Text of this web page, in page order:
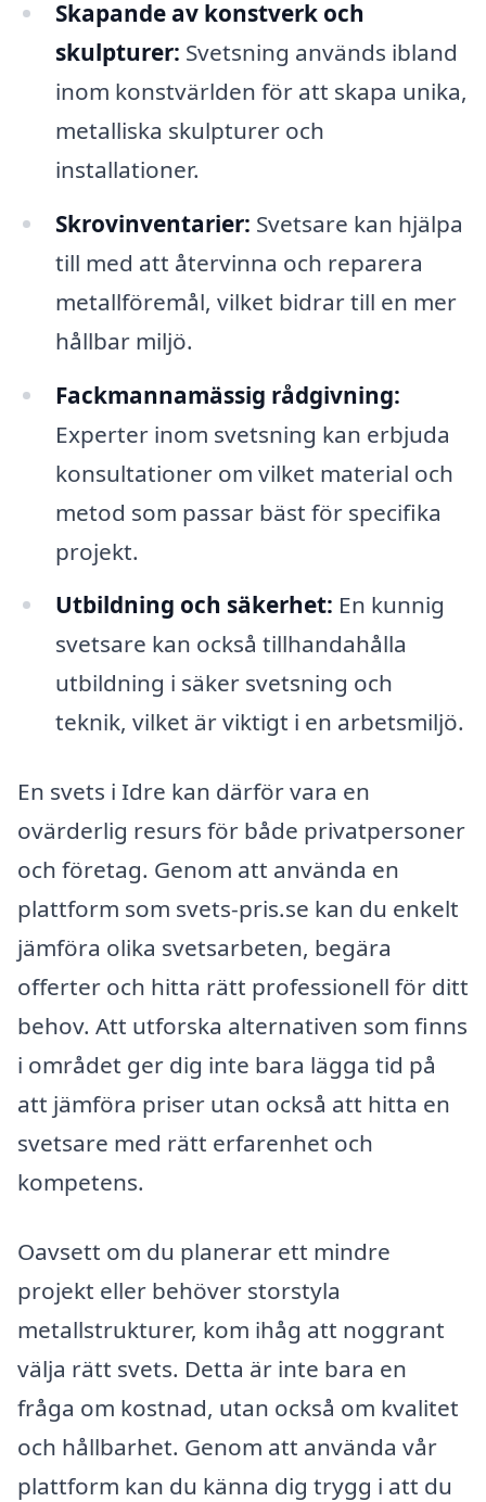
Skapande av konstverk och
skulpturer: Svetsning används ibland
inom konstvärlden för att skapa unika,
metalliska skulpturer och
installationer.
Skrovinventarier: Svetsare kan hjälpa
till med att återvinna och reparera
metallföremål, vilket bidrar till en mer
hållbar miljö.
Fackmannamässig rådgivning:
Experter inom svetsning kan erbjuda
konsultationer om vilket material och
metod som passar bäst för specifika
projekt.
Utbildning och säkerhet: En kunnig
svetsare kan också tillhandahålla
utbildning i säker svetsning och
teknik, vilket är viktigt i en arbetsmiljö.
En svets i Idre kan därför vara en
ovärderlig resurs för både privatpersoner
och företag. Genom att använda en
plattform som svets-pris.se kan du enkelt
jämföra olika svetsarbeten, begära
offerter och hitta rätt professionell för ditt
behov. Att utforska alternativen som finns
i området ger dig inte bara lägga tid på
att jämföra priser utan också att hitta en
svetsare med rätt erfarenhet och
kompetens.
Oavsett om du planerar ett mindre
projekt eller behöver storstyla
metallstrukturer, kom ihåg att noggrant
välja rätt svets. Detta är inte bara en
fråga om kostnad, utan också om kvalitet
och hållbarhet. Genom att använda vår
plattform kan du känna dig trygg i att du